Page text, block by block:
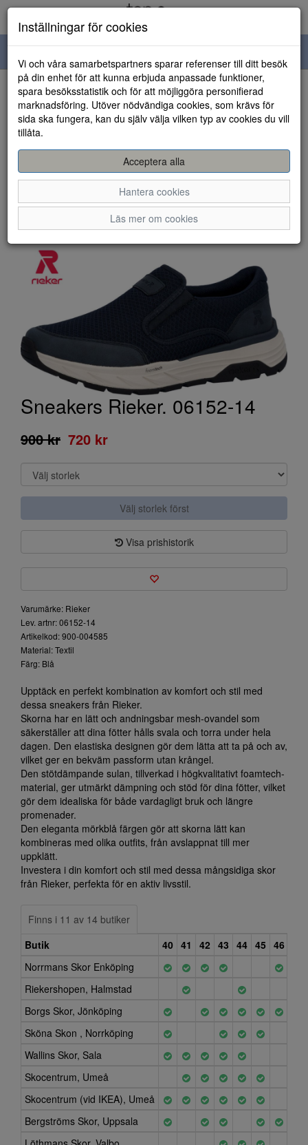
navigation
HEM
Sneakers Rieker. 06152-14
900 kr 720 kr
Välj storlek först
Visa prishistorik
Varumärke: Rieker
Lev. artnr: 06152-14
Artikelkod: 900-004585
Material: Textil
Färg: Blå
Upptäck en perfekt kombination av komfort och stil med
dessa sneakers från Rieker.
Skorna har en lätt och andningsbar mesh-ovandel som
säkerställer att dina fötter hålls svala och torra under hela
dagen. Den elastiska designen gör dem lätta att ta på och av,
vilket ger en bekväm passform utan krångel.
Den stötdämpande sulan, tillverkad i högkvalitativt foamtech-
material, ger utmärkt dämpning och stöd för dina fötter, vilket
gör dem idealiska för både vardagligt bruk och längre
promenader.
Den eleganta mörkblå färgen gör att skorna lätt kan
kombineras med olika outfits, från avslappnat till mer
uppklätt.
Investera i din komfort och stil med dessa mångsidiga skor
från Rieker, perfekta för en aktiv livsstil.
Finns i 11 av 14 butiker
Butik
40 41 42 43 44 45 46
Norrmans Skor Enköping
Riekershopen, Halmstad
Borgs Skor, Jönköping
Sköna Skon , Norrköping
Wallins Skor, Sala
Skocentrum, Umeå
Skocentrum (vid IKEA), Umeå
Bergströms Skor, Uppsala
Inställningar för cookies
Vi och våra samarbetspartners sparar referenser till ditt besök
på din enhet för att kunna erbjuda anpassade funktioner,
spara besöksstatistik och för att möjliggöra personifierad
marknadsföring. Utöver nödvändiga cookies, som krävs för
sida ska fungera, kan du själv välja vilken typ av cookies du vill
tillåta.
Acceptera alla
Hantera cookies
Läs mer om cookies